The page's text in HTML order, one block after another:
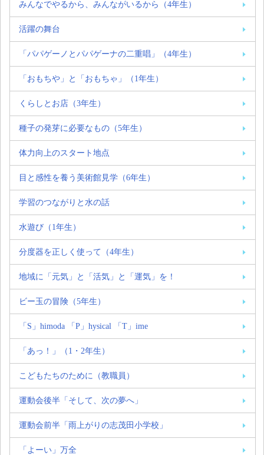
みんなでやるから、みんながいるから（4年生）
活躍の舞台
「パパゲーノとパパゲーナの二重唱」（4年生）
「おもちや」と「おもちゃ」（1年生）
くらしとお店（3年生）
種子の発芽に必要なもの（5年生）
体力向上のスタート地点
目と感性を養う美術館見学（6年生）
学習のつながりと水の話
水遊び（1年生）
分度器を正しく使って（4年生）
地域に「元気」と「活気」と「運気」を！
ビー玉の冒険（5年生）
「S」himoda 「P」hysical 「T」ime
「あっ！」（1・2年生）
こどもたちのために（教職員）
運動会後半「そして、次の夢へ」
運動会前半「雨上がりの志茂田小学校」
「よーい」万全